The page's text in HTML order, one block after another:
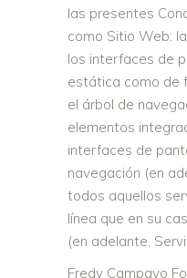
las presentes
como Sitio Web:
los interfaces de
estática como de
el árbol de
elementos
interfaces de
navegación (en
todos aquellos
línea que en su
(en adelante,
Fredy Campayo